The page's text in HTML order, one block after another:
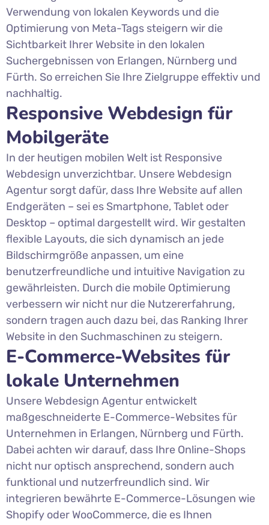
Verwendung von lokalen Keywords und die
Optimierung von Meta-Tags steigern wir die
Sichtbarkeit Ihrer Website in den lokalen
Suchergebnissen von Erlangen, Nürnberg und
Fürth. So erreichen Sie Ihre Zielgruppe effektiv und
nachhaltig.
Responsive Webdesign für
Mobilgeräte
In der heutigen mobilen Welt ist Responsive
Webdesign unverzichtbar. Unsere Webdesign
Agentur sorgt dafür, dass Ihre Website auf allen
Endgeräten – sei es Smartphone, Tablet oder
Desktop – optimal dargestellt wird. Wir gestalten
flexible Layouts, die sich dynamisch an jede
Bildschirmgröße anpassen, um eine
benutzerfreundliche und intuitive Navigation zu
gewährleisten. Durch die mobile Optimierung
verbessern wir nicht nur die Nutzererfahrung,
sondern tragen auch dazu bei, das Ranking Ihrer
Website in den Suchmaschinen zu steigern.
E-Commerce-Websites für
lokale Unternehmen
Unsere Webdesign Agentur entwickelt
maßgeschneiderte E-Commerce-Websites für
Unternehmen in Erlangen, Nürnberg und Fürth.
Dabei achten wir darauf, dass Ihre Online-Shops
nicht nur optisch ansprechend, sondern auch
funktional und nutzerfreundlich sind. Wir
integrieren bewährte E-Commerce-Lösungen wie
Shopify oder WooCommerce, die es Ihnen